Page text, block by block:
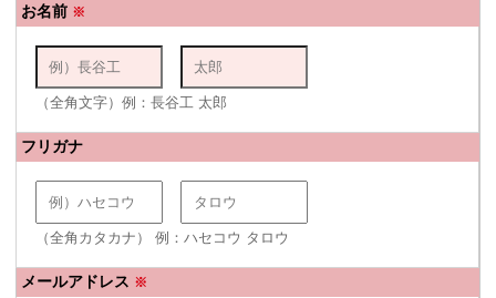
お名前 ※
（全角文字）例：長谷工 太郎
フリガナ
（全角カタカナ） 例：ハセコウ タロウ
メールアドレス ※